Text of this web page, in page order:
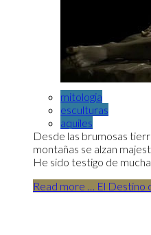
mitologia
esculturas
aquiles
Desde las brumosas
montañas se alzan
He sido testigo de
Read more … El Destino